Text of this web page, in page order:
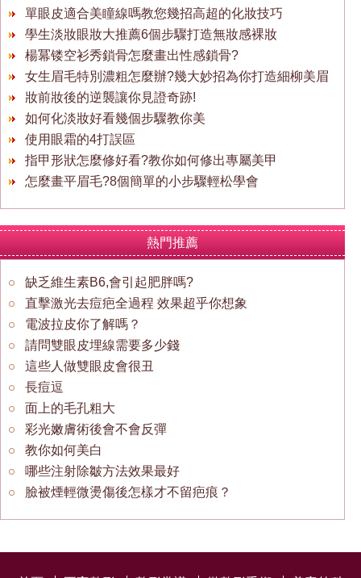
單眼皮適合美瞳線嗎教您幾招高超的化妝技巧
學生淡妝眼妝大推薦6個步驟打造無妝感裸妝
楊冪镂空衫秀鎖骨怎麼畫出性感鎖骨?
女生眉毛特別濃粗怎麼辦?幾大妙招為你打造細柳美眉
妝前妝後的逆襲讓你見證奇跡!
如何化淡妝好看幾個步驟教你美
使用眼霜的4打誤區
指甲形狀怎麼修好看?教你如何修出專屬美甲
怎麼畫平眉毛?8個簡單的小步驟輕松學會
熱門推薦
缺乏維生素B6,會引起肥胖嗎?
直擊激光去痘疤全過程 效果超乎你想象
電波拉皮你了解嗎？
請問雙眼皮埋線需要多少錢
這些人做雙眼皮會很丑
長痘逗
面上的毛孔粗大
彩光嫩膚術後會不會反彈
教你如何美白
哪些注射除皺方法效果最好
臉被煙輕微燙傷後怎樣才不留疤痕？